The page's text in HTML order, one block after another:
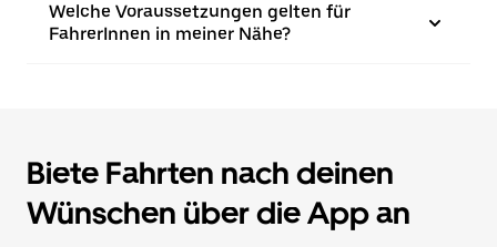
Welche Voraussetzungen gelten für
FahrerInnen in meiner Nähe?
Biete Fahrten nach deinen
Wünschen über die App an